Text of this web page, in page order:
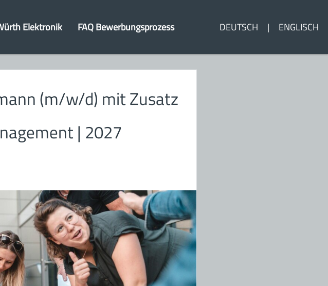
DEUTSCH ENGLISCH
Elektronik FAQ Bewerbungsprozess
(m/w/d) mit Zusatz
| 2027